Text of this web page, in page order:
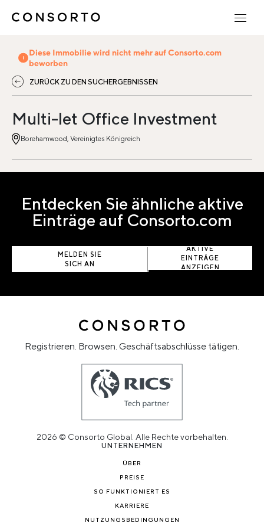
Diese Immobilie wird nicht mehr auf Consorto.com
beworben
ZURÜCK ZU DEN SUCHERGEBNISSEN
Multi-let Office Investment
Borehamwood, Vereinigtes Königreich
Entdecken Sie ähnliche aktive
Einträge auf Consorto.com
MELDEN SIE
SICH AN
AKTIVE
EINTRÄGE
ANZEIGEN
Registrieren. Browsen. Geschäftsabschlüsse tätigen.
2026 © Consorto Global. Alle Rechte vorbehalten.
UNTERNEHMEN
ÜBER
PREISE
SO FUNKTIONIERT ES
KARRIERE
NUTZUNGSBEDINGUNGEN